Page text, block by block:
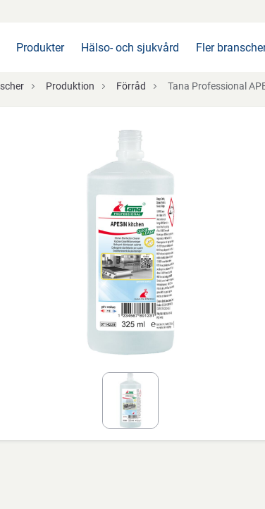
Produkter Hälso- och sjukvård Fler
Produktion Förråd Tana Professional APESIN Kitchen, 325